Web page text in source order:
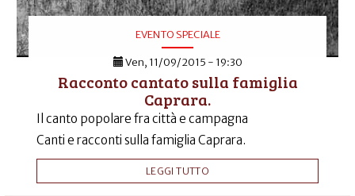
EVENTO SPECIALE
Ven, 11/09/2015 - 19:30
Racconto cantato sulla famiglia
Caprara.
Il canto popolare fra città e campagna
Canti e racconti sulla famiglia Caprara.
LEGGI TUTTO